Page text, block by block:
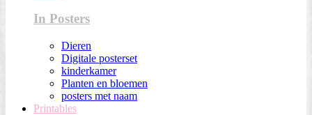
In Posters
Dieren
Digitale posterset
kinderkamer
Planten en bloemen
posters met naam
Printables